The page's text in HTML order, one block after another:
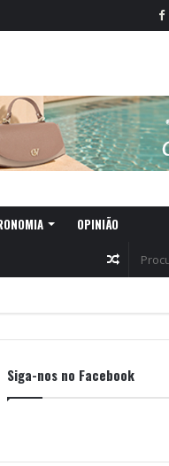
OPINIÃO
Random
Siga-nos no Facebook